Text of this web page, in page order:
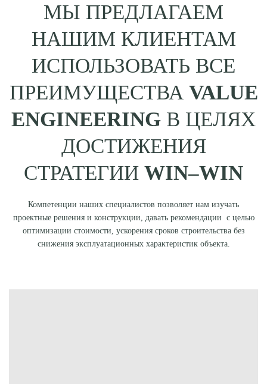
МЫ ПРЕДЛАГАЕМ
НАШИМ КЛИЕНТАМ
ИСПОЛЬЗОВАТЬ ВСЕ
ПРЕИМУЩЕСТВА VALUE
ENGINEERING В ЦЕЛЯХ
ДОСТИЖЕНИЯ
СТРАТЕГИИ WIN–WIN
Компетенции наших специалистов позволяет нам изучать
проектные решения и конструкции, давать рекомендации с целью
оптимизации стоимости, ускорения сроков строительства без
снижения эксплуатационных характеристик объекта.